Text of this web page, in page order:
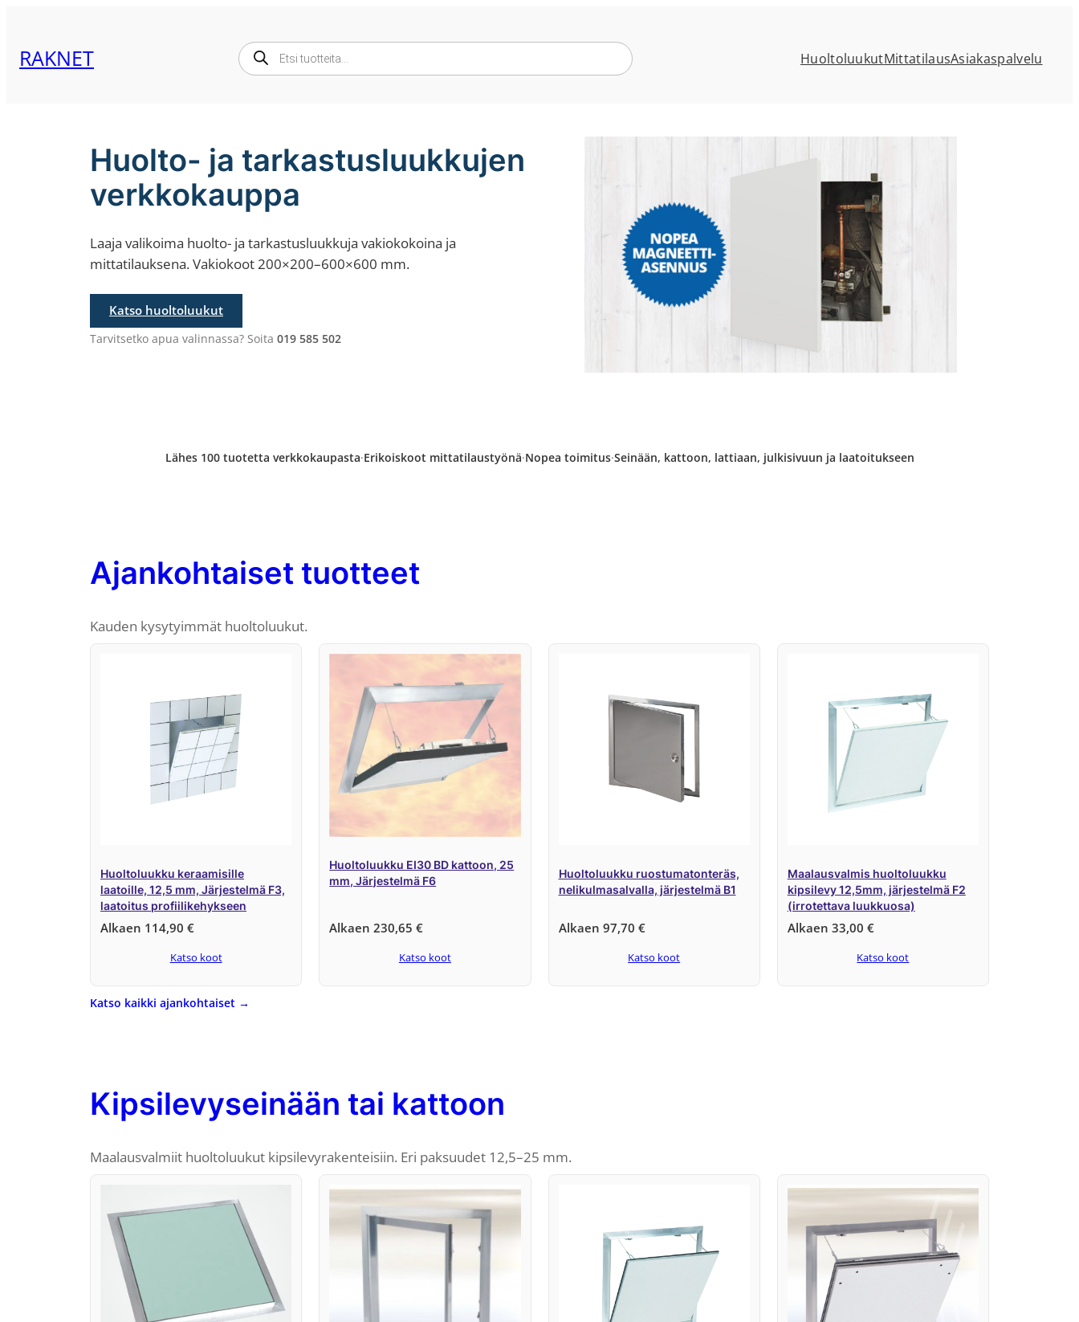
RAKNET Products
search HuoltoluukutMittatilausAsiakaspalvelu
Huolto- ja tarkastusluukkujen
verkkokauppa
Laaja valikoima huolto- ja tarkastusluukkuja vakiokokoina ja
mittatilauksena. Vakiokoot 200×200–600×600 mm.
Katso huoltoluukut
Tarvitsetko apua valinnassa? Soita 019 585 502
Lähes 100 tuotetta verkkokaupasta·Erikoiskoot mittatilaustyönä·Nopea toimitus·Seinään, kattoon, lattiaan, julkisivuun ja laatoitukseen
Ajankohtaiset tuotteet
Kauden kysytyimmät huoltoluukut.
Huoltoluukku keraamisille
laatoille, 12,5 mm, Järjestelmä F3,
laatoitus profiilikehykseen
Alkaen 114,90 €
Katso koot
Huoltoluukku EI30 BD kattoon, 25
mm, Järjestelmä F6
Alkaen230,65€
Katso koot
Huoltoluukku ruostumatonteräs,
nelikulmasalvalla, järjestelmä B1
Alkaen 97,70 €
Katso koot
Maalausvalmis huoltoluukku
kipsilevy 12,5mm, järjestelmä F2
(irrotettava luukkuosa)
Alkaen 33,00 €
Katso koot
Katso kaikki ajankohtaiset →
Kipsilevyseinään tai kattoon
Maalausvalmiit huoltoluukut kipsilevyrakenteisiin. Eri paksuudet 12,5–25 mm.